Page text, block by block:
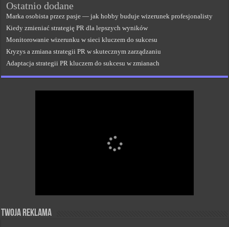
Ostatnio dodane
Marka osobista przez pasje — jak hobby buduje wizerunek profesjonalisty
Kiedy zmieniać strategię PR dla lepszych wyników
Monitorowanie wizerunku w sieci kluczem do sukcesu
Kryzys a zmiana strategii PR w skutecznym zarządzaniu
Adaptacja strategii PR kluczem do sukcesu w zmianach
Twoja reklama